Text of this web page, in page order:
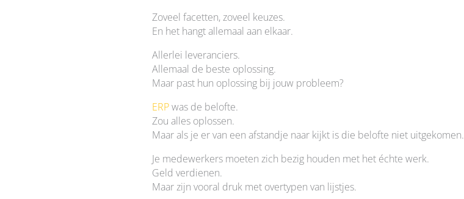
Zoveel facetten, zoveel keuzes.
En het hangt allemaal aan elkaar.
Allerlei leveranciers.
Allemaal de beste oplossing.
Maar past hun oplossing bij jouw probleem?
ERPwas de belofte.
Zou alles oplossen.
Maar als je er van een afstandje naar kijkt is die belofte niet uitgekomen.
Je medewerkers moeten zich bezig houden met het échte werk.
Geld verdienen.
Maar zijn vooral druk met overtypen van lijstjes.